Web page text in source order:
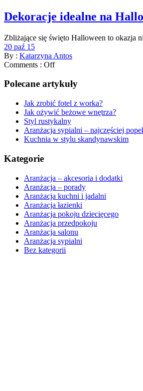
Dekoracje idealne na
Zbliżające się święto Halloween to okazja
20 paź 15
By : Katarzyna Antos
Comments : Off
Polecane artykuły
Jak zrobić fotel z worka?
Jak ożywić beżowe wnętrza?
Styl rustykalny
Aranżacja sypialni – najczęściej
Kuchnia w stylu skandynawskim
Kategorie
Aranżacja – akcesoria i dodatki
Aranżacja – porady
Aranżacja kuchni i jadalni
Aranżacja łazienki
Aranżacja pokoju dziecięcego
Aranżacja przedpokoju
Aranżacja salonu
Aranżacja sypialni
Bez kategorii